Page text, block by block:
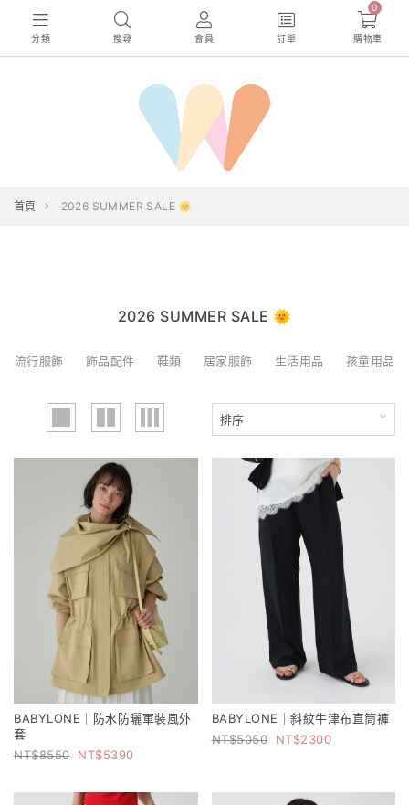
分類 搜尋 會員 訂單
0
購物車
首頁 2026 SUMMER SALE 🌞
2026 SUMMER SALE 🌞
流行服飾 飾品配件 鞋類 居家服飾 生活用品 孩童用品
BABYLONE｜防水防曬軍裝風外
套
8550
5390
BABYLONE｜斜紋牛津布直筒褲
5050
2300